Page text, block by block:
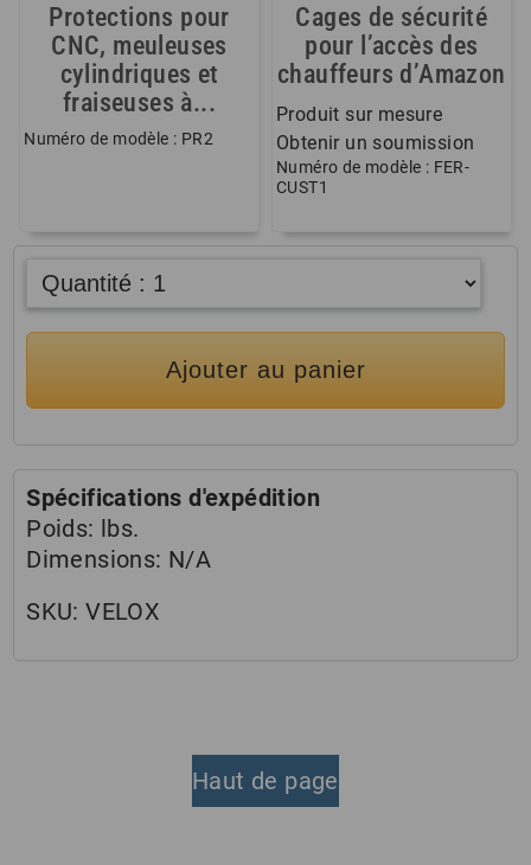
Protections pour
CNC, meuleuses
cylindriques et
fraiseuses à...
Numéro de modèle : PR2
Cages de sécurité
pour l’accès des
chauffeurs d’Amazon
Produit sur mesure
Obtenir un soumission
Numéro de modèle : FER-
CUST1
Ajouter au panier
Spécifications d'expédition
Poids: lbs.
Dimensions: N/A
SKU:VELOX
Haut de page